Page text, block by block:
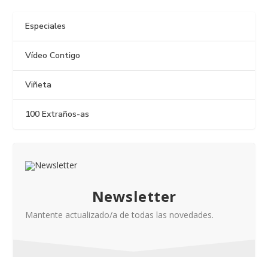
Especiales
Vídeo Contigo
Viñeta
100 Extraños-as
Newsletter
Mantente actualizado/a de todas las novedades.